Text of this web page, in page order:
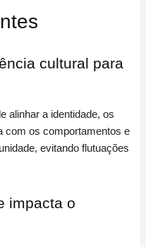
cultural para
alinhar a identidade, os
com os comportamentos e
evitando flutuações
impacta o